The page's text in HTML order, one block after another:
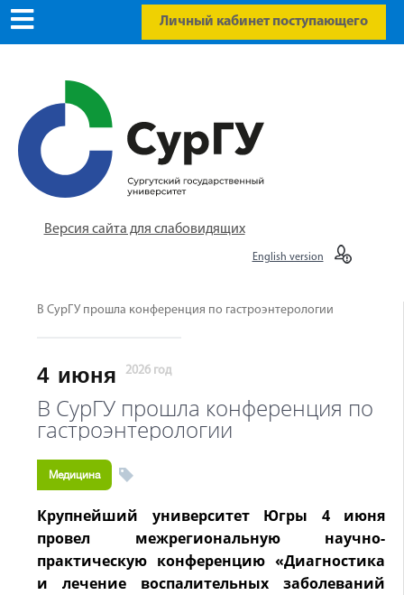
Личный кабинет поступающего
Версия сайта для слабовидящих
English version
В СурГУ прошла конференция по гастроэнтерологии
4 июня 2026 год
В СурГУ прошла конференция по
гастроэнтерологии
Медицина
Крупнейший университет Югры 4 июня
провел межрегиональную научно-
практическую конференцию «Диагностика
и лечение воспалительных заболеваний